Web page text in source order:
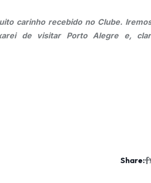
carinho recebido no Clube.
de visitar Porto Alegre e,
Share: